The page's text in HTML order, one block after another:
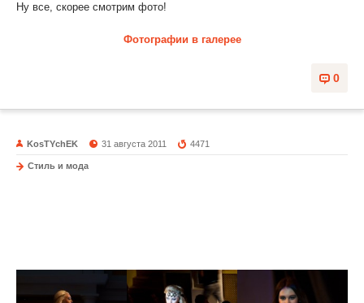
Ну все, скорее смотрим фото!
Фотографии в галерее
0
KosTYchEK 31 августа 2011 4471
Стиль и мода